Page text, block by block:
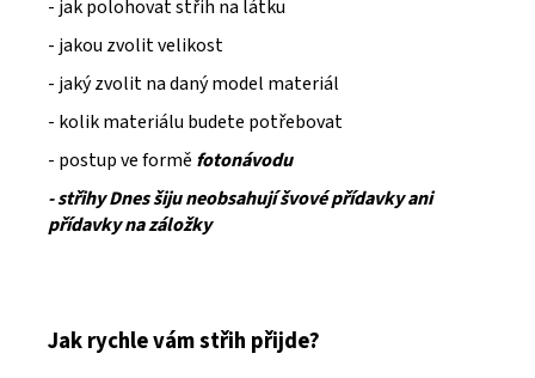
- jak polohovat střih na látku
- jakou zvolit velikost
- jaký zvolit na daný model materiál
- kolik materiálu budete potřebovat
- postup ve formě fotonávodu
- střihy Dnes šiju neobsahují švové přídavky ani
přídavky na záložky
Jak rychle vám střih přijde?